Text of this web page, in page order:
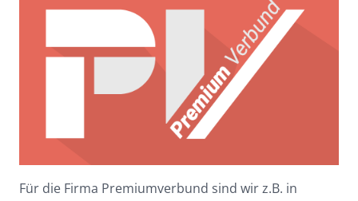
Für die Firma Premiumverbund sind wir z.B. in